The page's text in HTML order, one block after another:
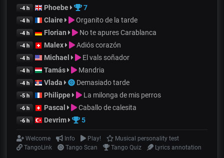
-4 h Phoebe 7
-4 h Claire Organito de la tarde
-4 h Florian No te apures Carablanca
-4 h Malex Adiós corazón
-4 h Michael El vals soñador
-4 h Tamás Mandria
-4 h Vlada Demasiado tarde
-5 h Philippe La milonga de mis perros
-6 h Pascal Caballo de calesita
-6 h Devrim 5
Welcome Info Play!
Musical personality test
TangoLink
Tango Scan Tango Quiz Lyrics annotation